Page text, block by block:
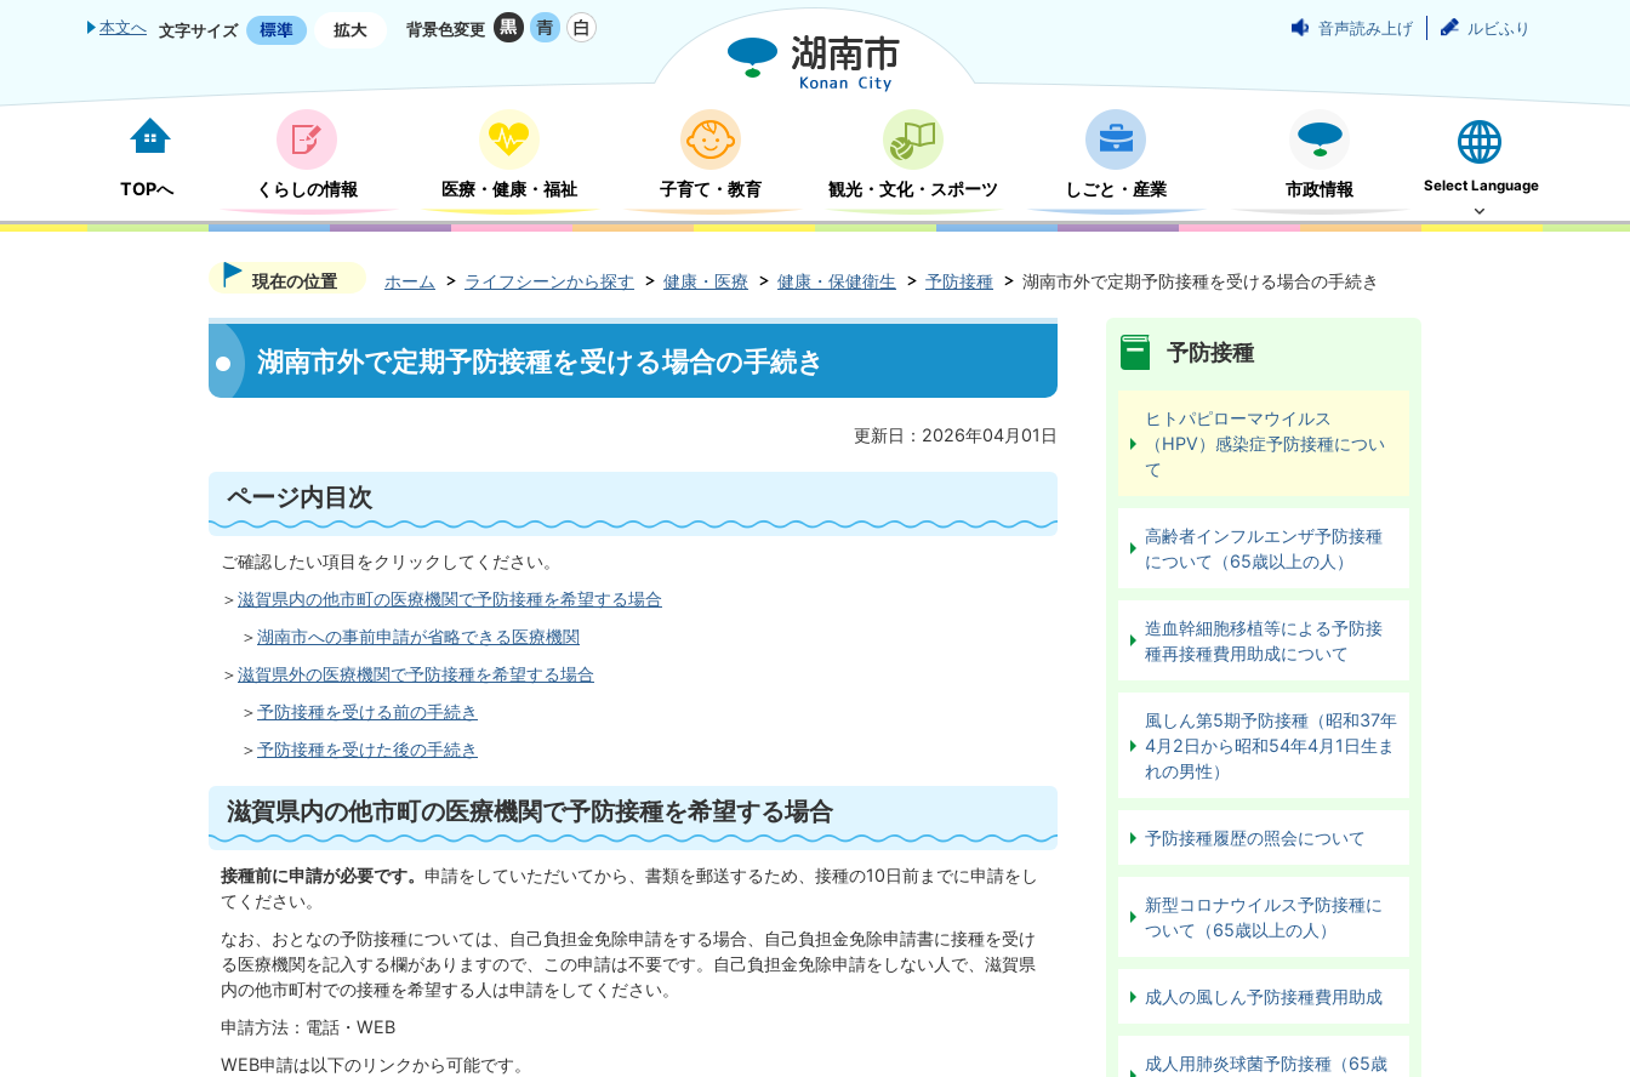
本文へ 文字サイズ 背景色変更 音声読み上げ ルビふり
TOPへ くらしの情報 医療・健康・福祉 子育て・教育 観光・文化・スポーツ しごと・産業 市政情報 Select Language
現在の位置 ホーム ライフシーンから探す 健康・医療 健康・保健衛生 予防接種 湖南市外で定期予防接種を受ける場合の手続き
湖南市外で定期予防接種を受ける場合の手続き
更新日：2026年04月01日
ページ内目次
ご確認したい項目をクリックしてください。
＞滋賀県内の他市町の医療機関で予防接種を希望する場合
＞湖南市への事前申請が省略できる医療機関
＞滋賀県外の医療機関で予防接種を希望する場合
＞予防接種を受ける前の手続き
＞予防接種を受けた後の手続き
滋賀県内の他市町の医療機関で予防接種を希望する場合
接種前に申請が必要です。 申請をしていただいてから、書類を郵送するため、接種の10日前までに申請をし
てください。
なお、おとなの予防接種については、自己負担金免除申請をする場合、自己負担金免除申請書に接種を受け
る医療機関を記入する欄がありますので、この申請は不要です。自己負担金免除申請をしない人で、滋賀県
内の他市町村での接種を希望する人は申請をしてください。
申請方法：電話・WEB
WEB申請は以下のリンクから可能です。
予防接種
ヒトパピローマウイルス
（HPV）感染症予防接種につい
て
高齢者インフルエンザ予防接種
について（65歳以上の人）
造血幹細胞移植等による予防接
種再接種費用助成について
風しん第5期予防接種（昭和37年
4月2日から昭和54年4月1日生ま
れの男性）
予防接種履歴の照会について
新型コロナウイルス予防接種に
ついて（65歳以上の人）
成人の風しん予防接種費用助成
成人用肺炎球菌予防接種（65歳